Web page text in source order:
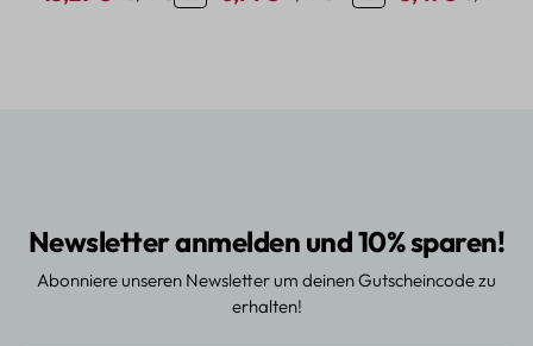
Newsletter anmelden und 10% sparen!
Abonniere unseren Newsletter um deinen Gutscheincode zu
erhalten!